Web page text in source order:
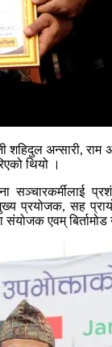
शहिदुल अन्सारी,
थियो ।
प्रयोजक, सह
एवम्